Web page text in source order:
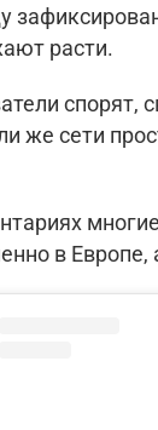
расти.
спорят,
же сети
в Европе,